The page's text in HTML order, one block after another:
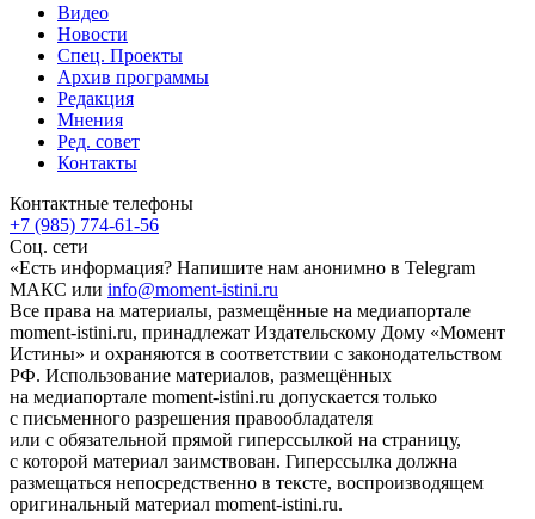
Видео
Новости
Спец. Проекты
Архив программы
Редакция
Мнения
Ред. совет
Контакты
Контактные телефоны
+7 (985) 774-61-56
Соц. сети
«Есть информация? Напишите нам анонимно в Telegram
МАКС или info@moment-istini.ru
Все права на материалы, размещённые на медиапортале
moment-istini.ru, принадлежат Издательскому Дому «Момент
Истины» и охраняются в соответствии с законодательством
РФ. Использование материалов, размещённых
на медиапортале moment-istini.ru допускается только
с письменного разрешения правообладателя
или с обязательной прямой гиперссылкой на страницу,
с которой материал заимствован. Гиперссылка должна
размещаться непосредственно в тексте, воспроизводящем
оригинальный материал moment-istini.ru.